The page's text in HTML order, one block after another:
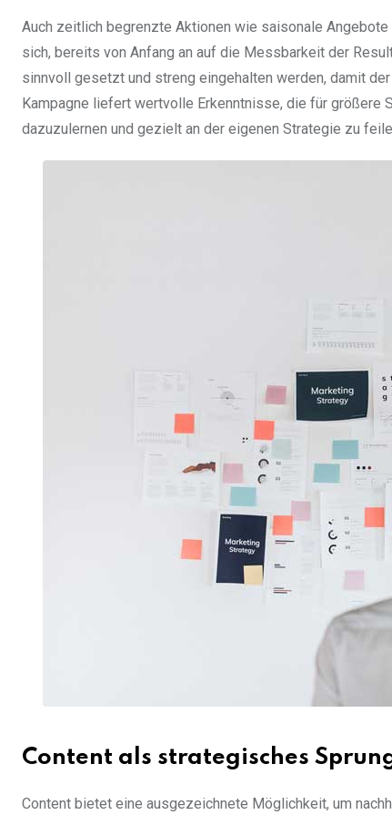
Auch zeitlich begrenzte Aktionen wie saisonale
sich, bereits von Anfang an auf die Messbarkeit der
sinnvoll gesetzt und streng eingehalten werden, damit
Kampagne liefert wertvolle Erkenntnisse, die für größere
dazuzulernen und gezielt an der eigenen Strategie zu
Content als strategisches
Content bietet eine ausgezeichnete Möglichkeit, um